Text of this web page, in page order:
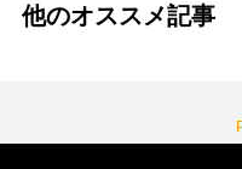
他のオススメ記事